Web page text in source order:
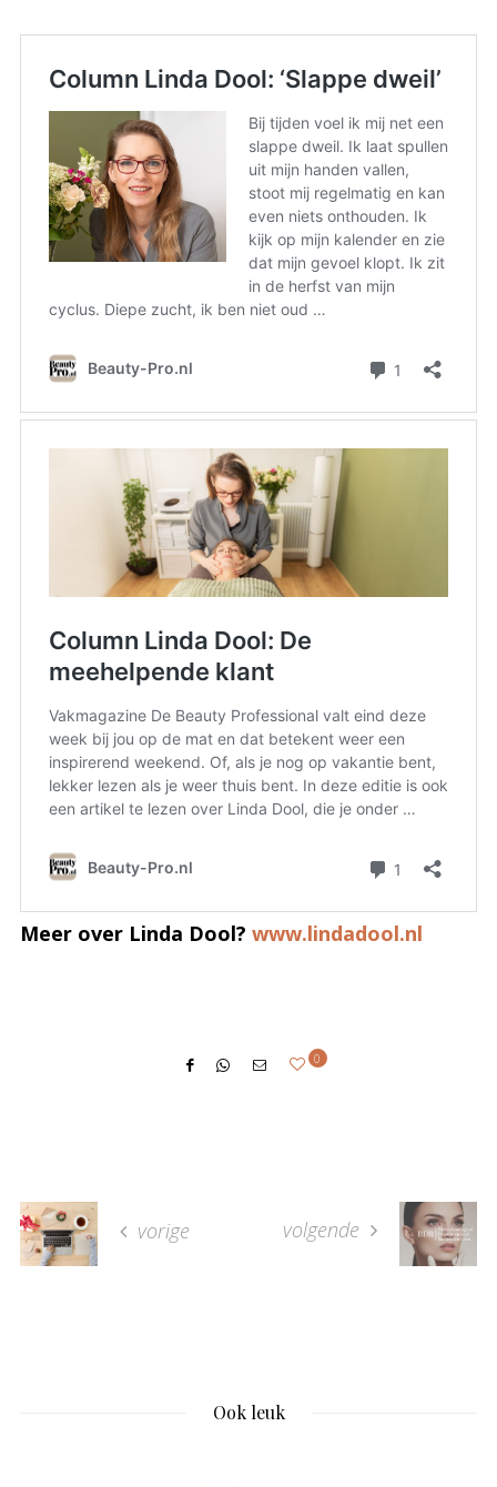
Meer over Linda Dool? www.lindadool.nl
0
vorige volgende
Ook leuk